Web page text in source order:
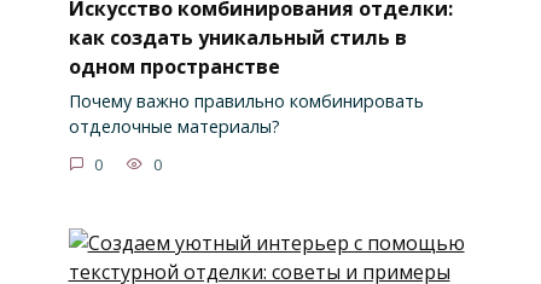
Искусство комбинирования отделки:
как создать уникальный стиль в
одном пространстве
Почему важно правильно комбинировать
отделочные материалы?
0 0